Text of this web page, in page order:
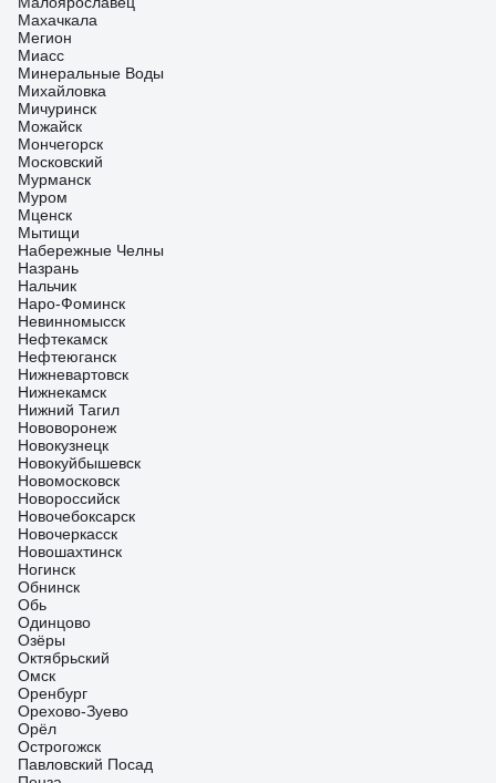
Махачкала
Мегион
Миасс
Минеральные Воды
Михайловка
Мичуринск
Можайск
Мончегорск
Московский
Мурманск
Муром
Мценск
Мытищи
Набережные Челны
Назрань
Нальчик
Наро-Фоминск
Невинномысск
Нефтекамск
Нефтеюганск
Нижневартовск
Нижнекамск
Нижний Тагил
Нововоронеж
Новокузнецк
Новокуйбышевск
Новомосковск
Новороссийск
Новочебоксарск
Новочеркасск
Новошахтинск
Ногинск
Обнинск
Обь
Одинцово
Озёры
Октябрьский
Омск
Оренбург
Орехово-Зуево
Орёл
Острогожск
Павловский Посад